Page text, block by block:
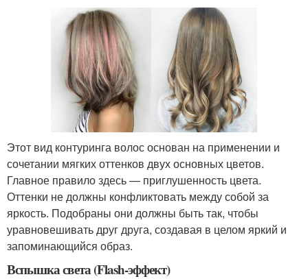
Этот вид контуринга волос основан на применении и
сочетании мягких оттенков двух основных цветов.
Главное правило здесь — приглушенность цвета.
Оттенки не должны конфликтовать между собой за
яркость. Подобраны они должны быть так, чтобы
уравновешивать друг друга, создавая в целом яркий и
запоминающийся образ.
Вспышка света (Flash-эффект)